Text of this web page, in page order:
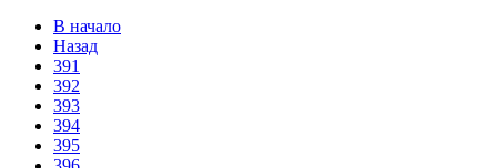
В начало
Назад
391
392
393
394
395